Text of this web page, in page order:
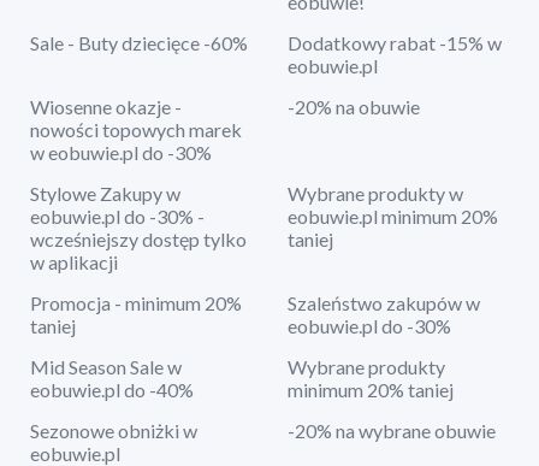
Sale - Buty dziecięce -60%
Dodatkowy rabat -15% w
eobuwie.pl
Wiosenne okazje -
nowości topowych marek
w eobuwie.pl do -30%
-20% na obuwie
Stylowe Zakupy w
eobuwie.pl do -30% -
wcześniejszy dostęp tylko
w aplikacji
Wybrane produkty w
eobuwie.pl minimum 20%
taniej
Promocja - minimum 20%
taniej
Szaleństwo zakupów w
eobuwie.pl do -30%
Mid Season Sale w
eobuwie.pl do -40%
Wybrane produkty
minimum 20% taniej
Sezonowe obniżki w
eobuwie.pl
-20% na wybrane obuwie